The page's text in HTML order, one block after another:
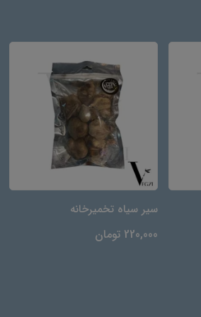
سیر سیاه تخمیرخانه
220,000 تومان